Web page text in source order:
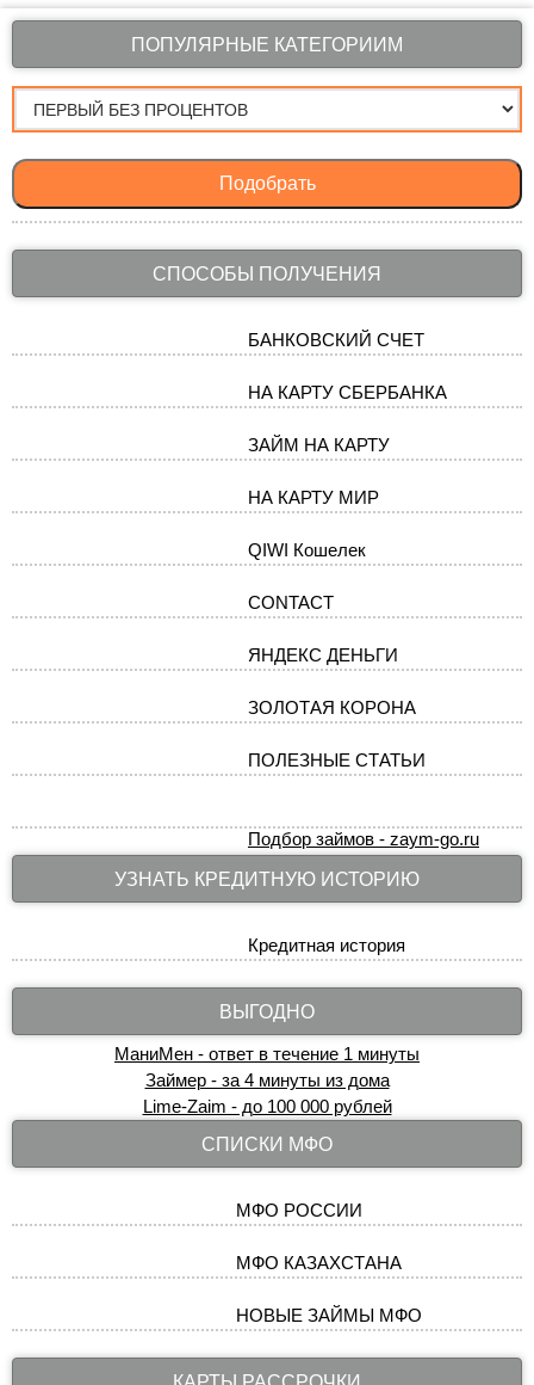
ПОПУЛЯРНЫЕ КАТЕГОРИИМ
Подобрать
СПОСОБЫ ПОЛУЧЕНИЯ
БАНКОВСКИЙ СЧЕТ
НА КАРТУ СБЕРБАНКА
ЗАЙМ НА КАРТУ
НА КАРТУ МИР
QIWI Кошелек
CONTACT
ЯНДЕКС ДЕНЬГИ
ЗОЛОТАЯ КОРОНА
ПОЛЕЗНЫЕ СТАТЬИ
Подбор займов - zaym-go.ru
УЗНАТЬ КРЕДИТНУЮ ИСТОРИЮ
Кредитная история
ВЫГОДНО
МаниМен - ответ в течение 1 минуты
Займер - за 4 минуты из дома
Lime-Zaim - до 100 000 рублей
СПИСКИ МФО
МФО РОССИИ
МФО КАЗАХСТАНА
НОВЫЕ ЗАЙМЫ МФО